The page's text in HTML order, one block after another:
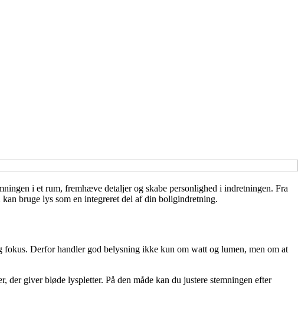
i et rum, fremhæve detaljer og skabe personlighed i indretningen. Fra
bruge lys som en integreret del af din boligindretning.
Derfor handler god belysning ikke kun om watt og lumen, men om at
giver bløde lyspletter. På den måde kan du justere stemningen efter